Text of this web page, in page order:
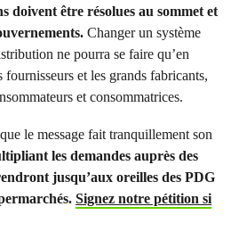
doivent être résolues au sommet et
Changer un système
ne pourra se faire qu’en
et les grands fabricants,
et consommatrices.
le message fait tranquillement son
les demandes auprès des
jusqu’aux oreilles des PDG
Signez notre pétition si